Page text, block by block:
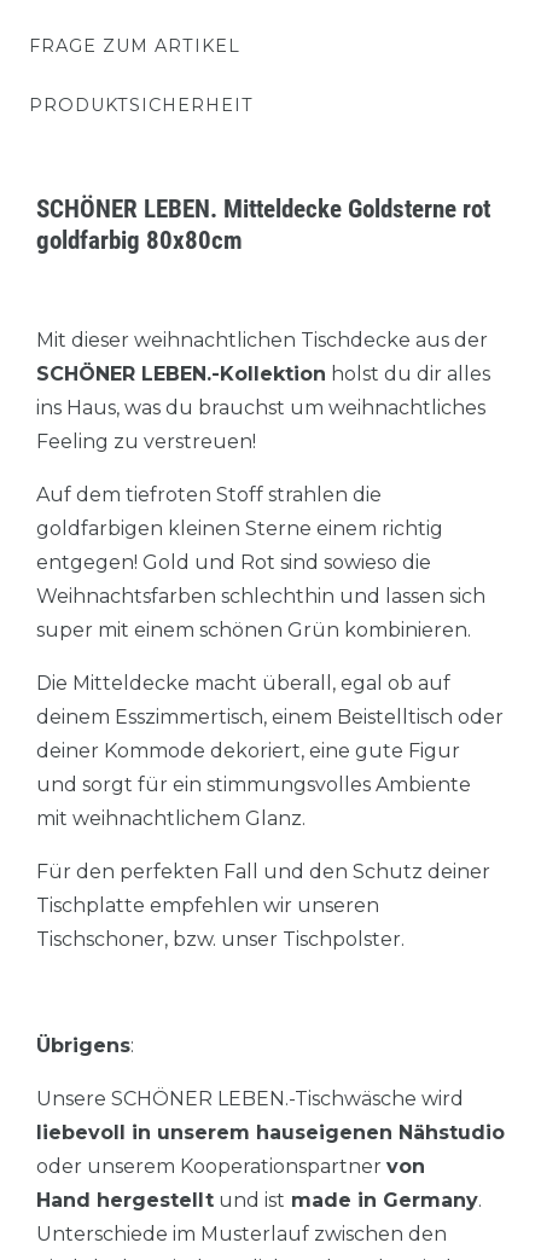
FRAGE ZUM ARTIKEL
PRODUKTSICHERHEIT
SCHÖNER LEBEN. Mitteldecke Goldsterne rot
goldfarbig 80x80cm
Mit dieser weihnachtlichen Tischdecke aus der
SCHÖNER LEBEN.-Kollektion holst du dir alles
ins Haus, was du brauchst um weihnachtliches
Feeling zu verstreuen!
Auf dem tiefroten Stoff strahlen die
goldfarbigen kleinen Sterne einem richtig
entgegen! Gold und Rot sind sowieso die
Weihnachtsfarben schlechthin und lassen sich
super mit einem schönen Grün kombinieren.
Die Mitteldecke macht überall, egal ob auf
deinem Esszimmertisch, einem Beistelltisch oder
deiner Kommode dekoriert, eine gute Figur
und sorgt für ein stimmungsvolles Ambiente
mit weihnachtlichem Glanz.
Für den perfekten Fall und den Schutz deiner
Tischplatte empfehlen wir unseren
Tischschoner, bzw. unser Tischpolster.
Übrigens:
Unsere SCHÖNER LEBEN.-Tischwäsche wird
liebevoll in unserem hauseigenen Nähstudio
oder unserem Kooperationspartner von
Hand hergestellt und ist made in Germany.
Unterschiede im Musterlauf zwischen den